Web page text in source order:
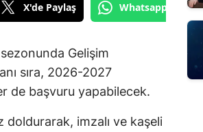
X'de Paylaş Whatsapp'tan
Gelişim
sıra, 2026-2027
de başvuru yapabilecek.
imzalı ve kaşeli